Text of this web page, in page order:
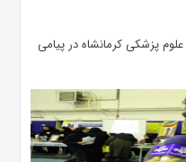
پزشکی کرمانشاه در پیامی